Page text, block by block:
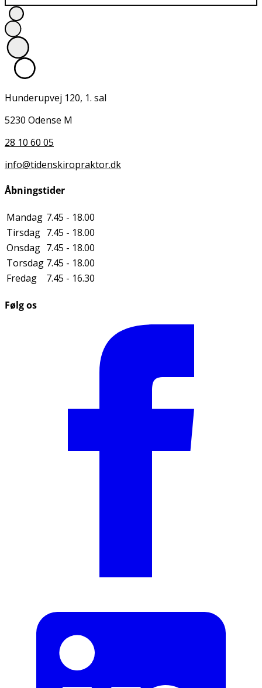
Hunderupvej 120, 1. sal
5230 Odense M
28 10 60 05
info@tidenskiropraktor.dk
Åbningstider
Mandag 7.45 - 18.00
Tirsdag 7.45 - 18.00
Onsdag 7.45 - 18.00
Torsdag 7.45 - 18.00
Fredag
7.45 - 16.30
Følg os